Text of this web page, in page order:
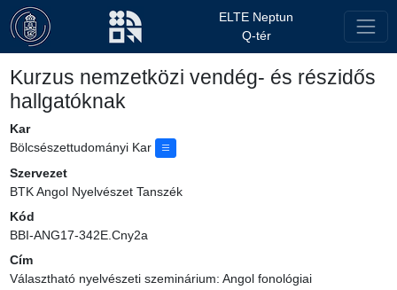
ELTE Neptun
Q-tér
Kurzus nemzetközi vendég- és részidős
hallgatóknak
Kar
Bölcsészettudományi Kar
Szervezet
BTK Angol Nyelvészet Tanszék
Kód
BBI-ANG17-342E.Cny2a
Cím
Választható nyelvészeti szeminárium: Angol fonológiai